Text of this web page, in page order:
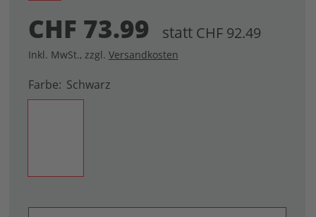
CHF 73.99 statt CHF 92.49
Inkl. MwSt., zzgl. Versandkosten
Farbe Schwarz